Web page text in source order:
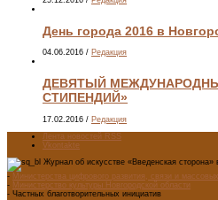
День города 2016 в
04.06.2016 / Редакция
ДЕВЯТЫЙ
СТИПЕНДИЙ»
17.02.2016 / Редакция
Лента новостей RSS
Vkontakte
Журнал об искусстве «Введенская
- Министерства цифрового развития, связи и
- Министерство культуры Новгородской области
- Частных благотворительных инициатив